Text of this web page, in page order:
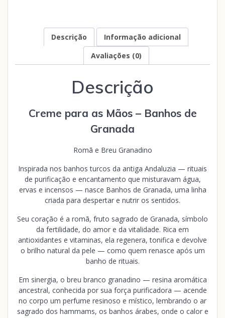
Descrição
Informação adicional
Avaliações (0)
Descrição
Creme para as Mãos – Banhos de
Granada
Romã e Breu Granadino
Inspirada nos banhos turcos da antiga Andaluzia — rituais
de purificação e encantamento que misturavam água,
ervas e incensos — nasce Banhos de Granada, uma linha
criada para despertar e nutrir os sentidos.
Seu coração é a romã, fruto sagrado de Granada, símbolo
da fertilidade, do amor e da vitalidade. Rica em
antioxidantes e vitaminas, ela regenera, tonifica e devolve
o brilho natural da pele — como quem renasce após um
banho de rituais.
Em sinergia, o breu branco granadino — resina aromática
ancestral, conhecida por sua força purificadora — acende
no corpo um perfume resinoso e místico, lembrando o ar
sagrado dos hammams, os banhos árabes, onde o calor e